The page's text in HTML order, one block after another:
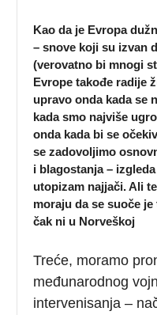
Kao da je Evropa
– snove koji su izvan
(verovatno bi mnogi
Evrope takođe radije
upravo onda kada se
kada smo najviše
onda kada bi se
se zadovoljimo
i blagostanja –
utopizam najjači. Ali
moraju da se suoče
čak ni u Norveškoj
Treće, moramo
međunarodnog
intervenisanja –